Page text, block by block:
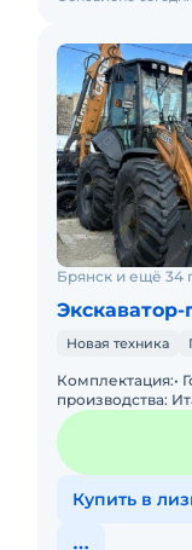
Брянск и ещё 34
Экскаватор-
Новая техника
Комплектация:•
производства:
Купить в